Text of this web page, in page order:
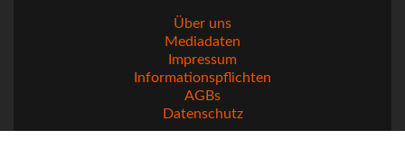
Über uns
Mediadaten
Impressum
Informationspflichten
AGBs
Datenschutz